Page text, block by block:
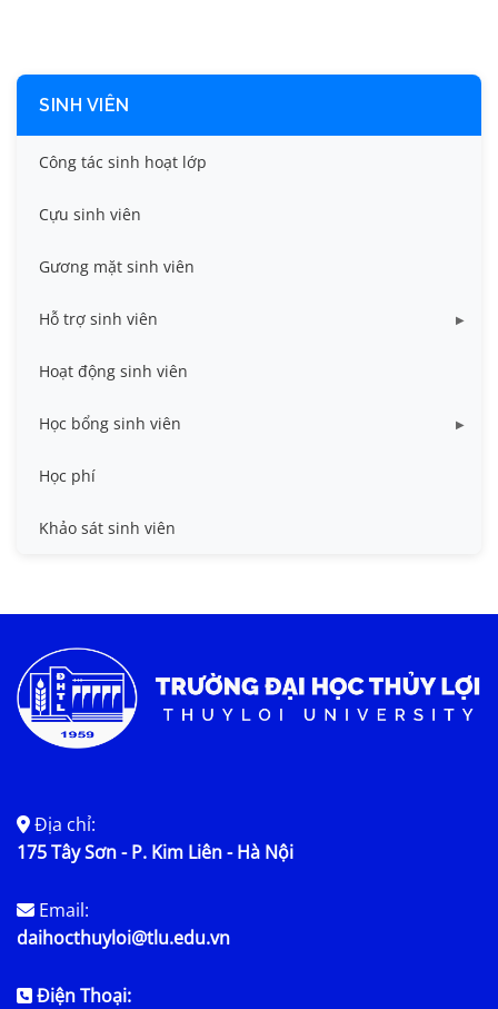
SINH VIÊN
Công tác sinh hoạt lớp
Cựu sinh viên
Gương mặt sinh viên
Hỗ trợ sinh viên
Miễn giảm học phí
Nhà ở
Hoạt động sinh viên
Học bổng sinh viên
HB khuyến khích học tập
HB Lê Văn Kiểm và gia đình
Học phí
Khảo sát sinh viên
Địa chỉ:
175 Tây Sơn - P. Kim Liên - Hà Nội
Email:
daihocthuyloi@tlu.edu.vn
Điện Thoại: